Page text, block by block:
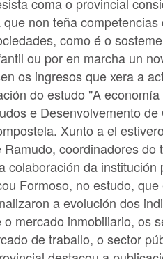
non teña
como é o
ou por en marcha un
os ingresos que xera a
do estudo "A
e Desenvolvemento
Xunto a el
coordinadores
colaboración da
Formoso, no estudo,
a evolución dos
mercado inmobiliario, os
de traballo, o sector